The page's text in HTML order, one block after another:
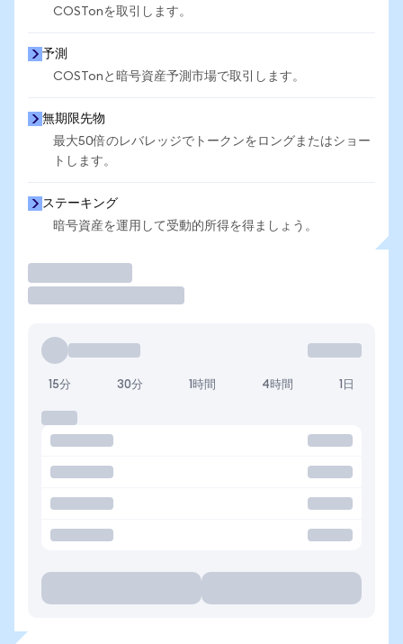
COSTonを取引します。
予測
COSTonと暗号資産予測市場で取引します。
無期限先物
最大50倍のレバレッジでトークンをロングまたはショー
トします。
ステーキング
暗号資産を運用して受動的所得を得ましょう。
15分 30分 1時間 4時間 1日